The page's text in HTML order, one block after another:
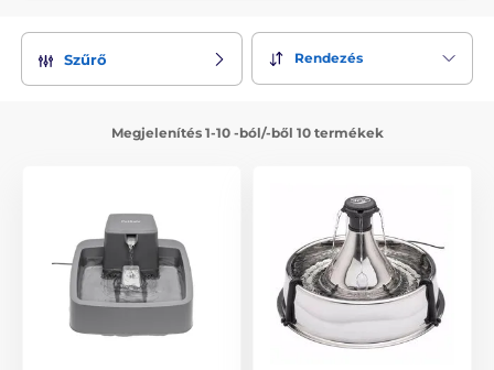
Szűrő Rendezés
Megjelenítés 1-10 -ból/-ből 10 termékek